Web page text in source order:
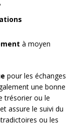
à moyen
pour les échanges
une bonne
trésorier ou le
assure le suivi du
ou les